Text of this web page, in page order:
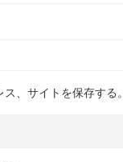
、サイトを保存する。